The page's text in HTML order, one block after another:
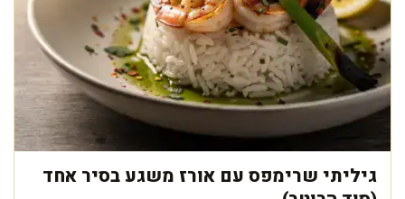
גיליתי שרימפס עם אורז משגע בסיר אחד